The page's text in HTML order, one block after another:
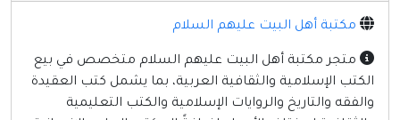
إنترنت وشبكات
الأسرة والترفيه
كمبيوتر وبرامج
مكتبة أهل البيت عليهم السلام
متجر مكتبة أهل البيت عليهم السلام متخصص في بيع
الكتب الإسلامية والثقافية العربية، بما يشمل كتب العقيدة
والفقه والتاريخ والروايات الإسلامية والكتب التعليمية